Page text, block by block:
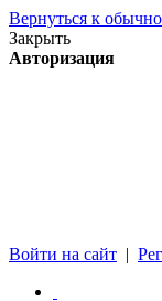
Вернуться к
Закрыть
Авторизация
Войти на сайт |